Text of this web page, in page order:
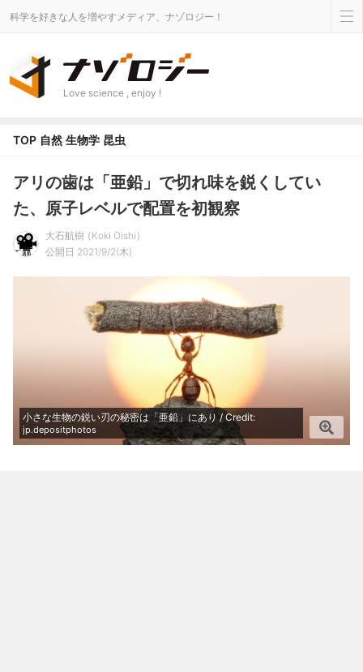
科学を好きな人を増やすメディア、ナゾロジー！
Love science , enjoy !
TOP 自然 生物学 昆虫
アリの歯は「亜鉛」で切れ味を鋭くしてい
た、原子レベルで配置を初観察
大石航樹
Koki Oishi
公開日 2021/9/2(木)
小さな生物の鋭い刃の秘密は「亜鉛」にあり / Credit:
jp.depositphotos